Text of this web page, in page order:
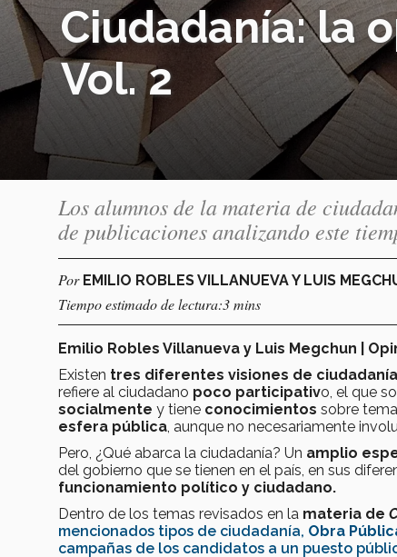
Ciudadanía: la
Vol. 2
Los alumnos de la materia de
de publicaciones analizando este
Por EMILIO ROBLES VILLANUEVA Y LUIS
Tiempo estimado de lectura:3 mins
Emilio Robles Villanueva y Luis Megchun |
Existen tres diferentes visiones de
refiere al ciudadano poco participativo, el que
socialmente y tiene conocimientos sobre
esfera pública , aunque no necesariamente
Pero, ¿Qué abarca la ciudadanía? Un amplio
del gobierno que se tienen en el país, en sus
funcionamiento político y ciudadano.
Dentro de los temas revisados en la materia de
mencionados tipos de ciudadanía, Obra
campañas de los candidatos a un puesto